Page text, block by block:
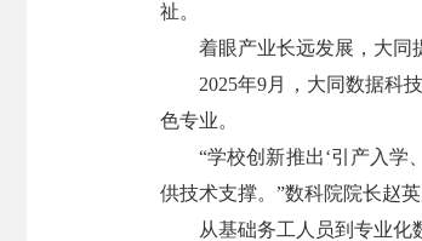
祉。
着眼产业长远发展，大同
2025年9月，大同数据科
色专业。
“学校创新推出‘引产入学
供技术支撑。”数科院院长赵
从基础务工人员到专业化